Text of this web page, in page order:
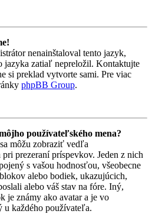
nenainštaloval tento jazyk,
jazyka zatiaľ nepreložil. Kontaktujte
si preklad vytvorte sami. Pre viac
phpBB Group.
používateľského mena?
môžu zobraziť vedľa
prezeraní príspevkov. Jeden z nich
s vašou hodnosťou, všeobecne
alebo bodiek, ukazujúcich,
alebo váš stav na fóre. Iný,
je známy ako avatar a je vo
u každého používateľa.